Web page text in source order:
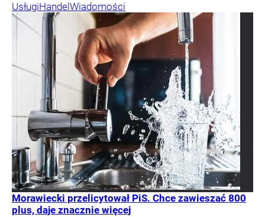
UsługiHandel Wiadomości
Morawiecki przelicytował PiS. Chce zawieszać 800
plus, daje znacznie więcej